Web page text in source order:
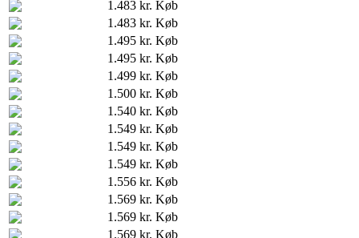
1.483 kr. Køb
1.483 kr. Køb
1.495 kr. Køb
1.495 kr. Køb
1.499 kr. Køb
1.500 kr. Køb
1.540 kr. Køb
1.549 kr. Køb
1.549 kr. Køb
1.549 kr. Køb
1.556 kr. Køb
1.569 kr. Køb
1.569 kr. Køb
1.569 kr. Køb